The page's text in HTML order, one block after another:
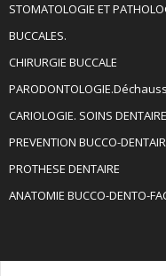
STOMATOLOGIE ET
BUCCALES.
CHIRURGIE BUCCALE
CARIOLOGIE. SOINS
PREVENTION BUCCO-
PROTHESE DENTAIRE
ANATOMIE BUCCO-DENTO-